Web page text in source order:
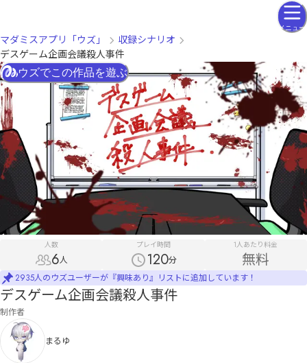
メニュー
マダミスアプリ「ウズ」
収録シナリオ
デスゲーム企画会議殺人事件
人数
6人
プレイ時間
120分
1人あたり料金
無料
2935人のウズユーザーが『興味あり』リストに追加しています！
ウズでこの作品を遊ぶ
デスゲーム企画会議殺人事件
制作者
まるゆ